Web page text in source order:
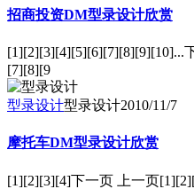
招商投资DM型录设计欣赏
[1][2][3][4][5][6][7][8][9][10]...
[7][8][9
型录设计型录设计2010/11/7
摩托车DM型录设计欣赏
[1][2][3][4]下一页 上一页